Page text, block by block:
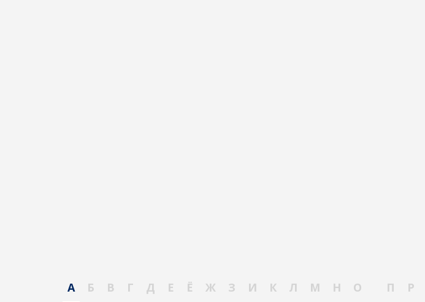
А Б В Г Д Е Ё Ж З И К Л М Н О П Р